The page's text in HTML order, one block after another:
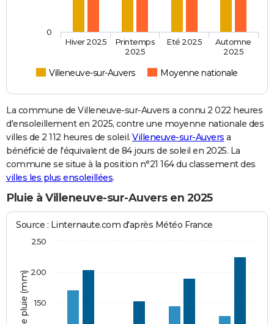
Villeneuve-sur-Auvers Moyenne nationale
Hiver 2025
Printemps
2025
Eté 2025
Automne
2025
0
La commune de Villeneuve-sur-Auvers a connu 2 022 heures
d'ensoleillement en 2025, contre une moyenne nationale des
villes de 2 112 heures de soleil. Villeneuve-sur-Auvers a
bénéficié de l'équivalent de 84 jours de soleil en 2025. La
commune se situe à la position n°21 164 du classement des
villes les plus ensoleillées.
Pluie à Villeneuve-sur-Auvers en 2025
Source : Linternaute.com d'après Météo France
150
200
250